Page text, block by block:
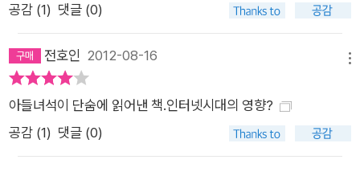
공감 (1) 댓글 (0)
전호인 2012-08-16
아들녀석이 단숨에 읽어낸 책.인터넷시대의 영향?
공감 (1) 댓글 (0)